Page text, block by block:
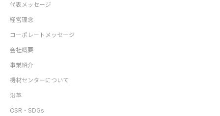
代表メッセージ
経営理念
コーポレートメッセージ
会社概要
事業紹介
機材センターについて
沿革
CSR・SDGs